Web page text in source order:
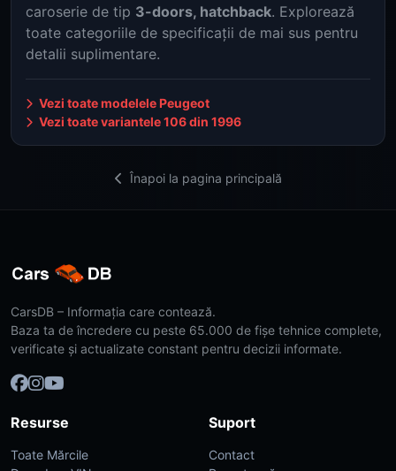
caroserie de tip 3-doors, hatchback. Explorează
toate categoriile de specificații de mai sus pentru
detalii suplimentare.
Vezi toate modelele Peugeot
Vezi toate variantele 106 din 1996
Înapoi la pagina principală
CarsDB – Informația care contează.
Baza ta de încredere cu peste 65.000 de fișe tehnice complete,
verificate și actualizate constant pentru decizii informate.
Resurse
Toate Mărcile
Suport
Contact